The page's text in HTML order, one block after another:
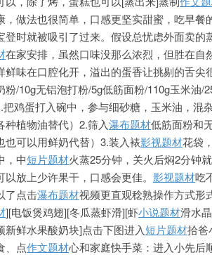
，做法也很简单，口感更坚实甜蜜，吃早
登时就被吸引了过来。假设总忧虑外面卖的
在家安排，虽然口味没那么浓烈，但胜在
鲜味在口腔化开，溢出的蛋香让挑剔的舌尖
粉/10g无铝泡打粉/5g低筋面粉/110g玉米油
把鸡蛋打入碗中，参与细砂糖，玉米油，混
种植物油替代）2.筛入瀑布题材低筋面粉和
也可以用鲜奶代替）3.装入裱影视题材花袋
，中短片题材火蒸25分钟，关火后焖2分钟
以放上少许果干，口感会更佳。 影视题材吃
了点击瀑布题材视频更直观稔熟操作方式形
][电饭煲鸡翅][冬瓜蒸虾滑][虾小说题材滑水
新鲜水果酸奶块]点击下图进入短片题材拾爸
、点作文题材心和家庭快手菜：进入小先后